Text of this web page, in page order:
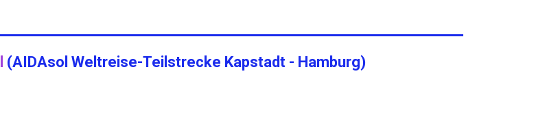
(AIDAsol Weltreise-Teilstrecke Kapstadt - Hamburg)